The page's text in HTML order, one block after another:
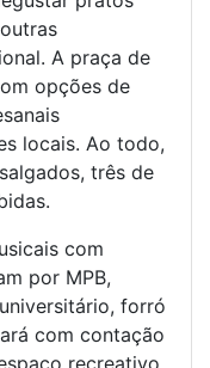
A praça de
opções de
locais. Ao todo,
três de
com
por MPB,
forró
com contação